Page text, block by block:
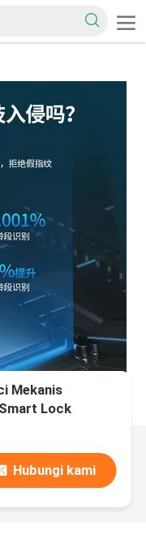
Mekanis
Lock
Hubungi kami